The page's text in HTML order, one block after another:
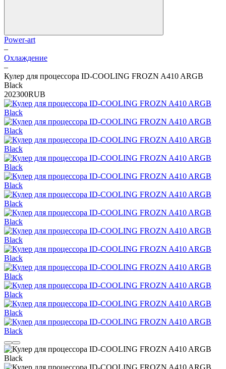
Power-art
–
Охлаждение
–
Кулер для процессора ID-COOLING FROZN A410 ARGB
Black
202300RUB